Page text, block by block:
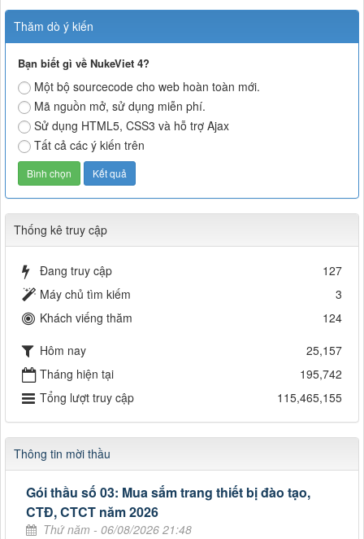
Thăm dò ý kiến
Bạn biết gì về NukeViet 4?
Một bộ sourcecode cho web hoàn toàn mới.
Mã nguồn mở, sử dụng miễn phí.
Sử dụng HTML5, CSS3 và hỗ trợ Ajax
Tất cả các ý kiến trên
Thống kê truy cập
Đang truy cập
127
Máy chủ tìm kiếm
3
Khách viếng thăm
124
Hôm nay
25,157
Tháng hiện tại
195,742
Tổng lượt truy cập
115,465,155
Thông tin mời thầu
Gói thầu số 03: Mua sắm trang thiết bị đào tạo,
CTĐ, CTCT năm 2026
Thứ năm - 06/08/2026 21:48